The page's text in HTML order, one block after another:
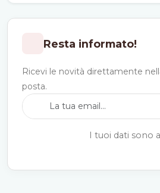
Resta informato!
Ricevi le novità direttamente
posta.
I tuoi dati sono